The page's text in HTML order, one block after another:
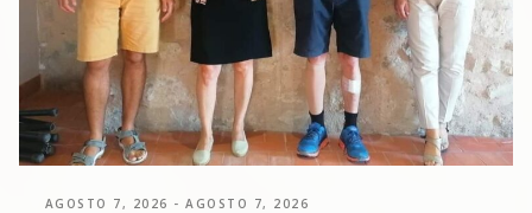
AGOSTO 7, 2026 - AGOSTO 7, 2026